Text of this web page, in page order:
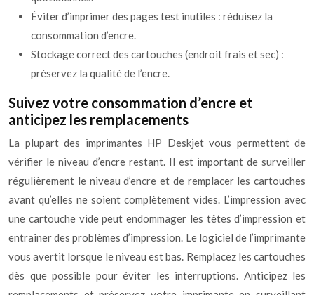
Éviter d’imprimer des pages test inutiles : réduisez la
consommation d’encre.
Stockage correct des cartouches (endroit frais et sec) :
préservez la qualité de l’encre.
Suivez votre consommation d’encre et
anticipez les remplacements
La plupart des imprimantes HP Deskjet vous permettent de
vérifier le niveau d’encre restant. Il est important de surveiller
régulièrement le niveau d’encre et de remplacer les cartouches
avant qu’elles ne soient complètement vides. L’impression avec
une cartouche vide peut endommager les têtes d’impression et
entraîner des problèmes d’impression. Le logiciel de l’imprimante
vous avertit lorsque le niveau est bas. Remplacez les cartouches
dès que possible pour éviter les interruptions. Anticipez les